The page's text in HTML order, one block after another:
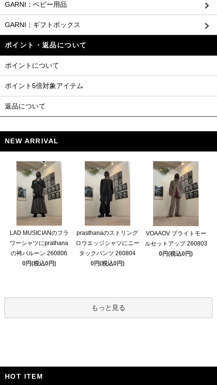
GARNI：ベビー用品
GARNI：ギフトボックス
ポイント・返品について
ポイントについて
ポイント5倍対象アイテム
返品について
NEW ARRIVAL
LAD MUSICIANのフラ
ワーシャツにprathana
の袴バルーン 260806
0円(税込0円)
prasthanaのストリング
ロウエッジシャツにニー
タックパンツ 260804
0円(税込0円)
VOAAOV ブライトモー
ルセットアップ 260803
0円(税込0円)
もっと見る
HOT ITEM